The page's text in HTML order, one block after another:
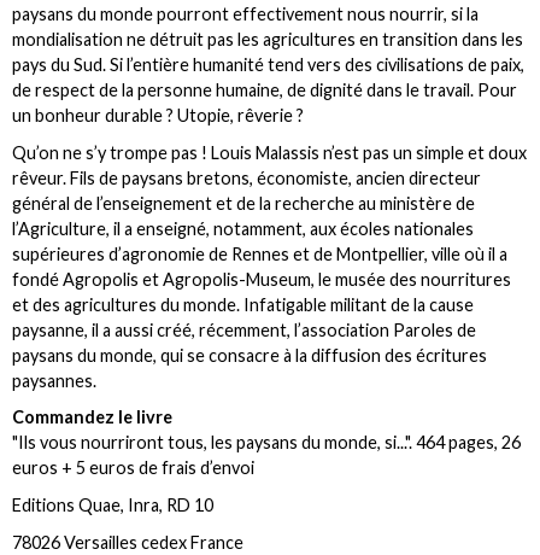
paysans du monde pourront effectivement nous nourrir, si la
mondialisation ne détruit pas les agricultures en transition dans les
pays du Sud. Si l’entière humanité tend vers des civilisations de paix,
de respect de la personne humaine, de dignité dans le travail. Pour
un bonheur durable ? Utopie, rêverie ?
Qu’on ne s’y trompe pas ! Louis Malassis n’est pas un simple et doux
rêveur. Fils de paysans bretons, économiste, ancien directeur
général de l’enseignement et de la recherche au ministère de
l’Agriculture, il a enseigné, notamment, aux écoles nationales
supérieures d’agronomie de Rennes et de Montpellier, ville où il a
fondé Agropolis et Agropolis-Museum, le musée des nourritures
et des agricultures du monde. Infatigable militant de la cause
paysanne, il a aussi créé, récemment, l’association Paroles de
paysans du monde, qui se consacre à la diffusion des écritures
paysannes.
Commandez le livre
"Ils vous nourriront tous, les paysans du monde, si...". 464 pages, 26
euros + 5 euros de frais d’envoi
Editions Quae, Inra, RD 10
78026 Versailles cedex France